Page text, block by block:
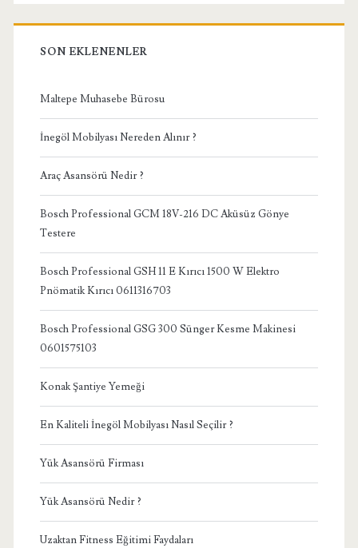
SON EKLENENLER
Maltepe Muhasebe Bürosu
İnegöl Mobilyası Nereden Alınır ?
Araç Asansörü Nedir ?
Bosch Professional GCM 18V-216 DC Aküsüz Gönye
Testere
Bosch Professional GSH 11 E Kırıcı 1500 W Elektro
Pnömatik Kırıcı 0611316703
Bosch Professional GSG 300 Sünger Kesme Makinesi
0601575103
Konak Şantiye Yemeği
En Kaliteli İnegöl Mobilyası Nasıl Seçilir ?
Yük Asansörü Firması
Yük Asansörü Nedir ?
Uzaktan Fitness Eğitimi Faydaları